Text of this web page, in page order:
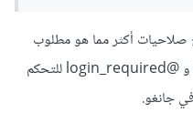
صلاحيات أكثر مما هو مطلوب
بواسطة @permission_required و @login_required للتحكم
جانغو.